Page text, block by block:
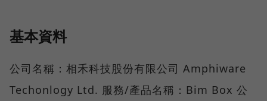
基本資料
公司名稱：相禾科技股份有限公司 Amphiware
Techonlogy Ltd. 服務/產品名稱：Bim Box 公